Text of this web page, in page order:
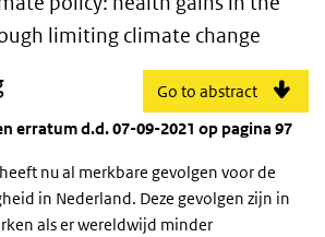
limiting climate change
Go to abstract
erratum d.d. 07-09-2021 op pagina 97
nu al merkbare gevolgen voor de
in Nederland. Deze gevolgen zijn in
als er wereldwijd minder